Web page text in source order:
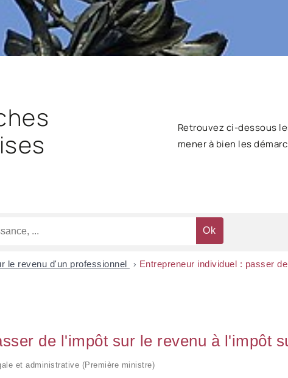
Retrouvez ci-dessous
mener à bien les
le revenu d'un professionnel > Entrepreneur individuel : passer
de l'impôt sur le revenu à l'impôt
et administrative (Première ministre)